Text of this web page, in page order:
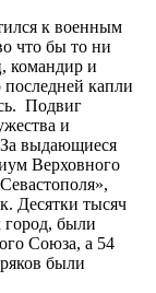
к военным
что бы то ни
командир и
последней капли
Подвиг
и
За выдающиеся
Верховного
Десятки тысяч
были
Союза, а 54
были